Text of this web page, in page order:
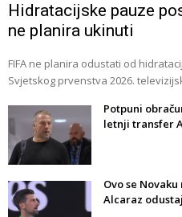
Hidratacijske pauze
ne planira ukinuti
FIFA ne planira odustati od
Svjetskog prvenstva 2026.
Potpuni
letnji transfer
Ovo se
Alcaraz